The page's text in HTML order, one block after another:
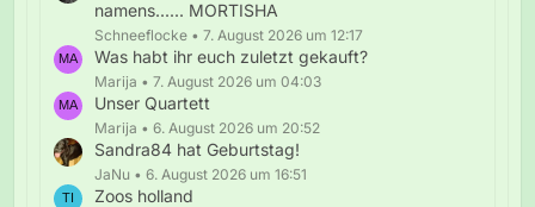
namens...... MORTISHA
Schneeflocke 7. August 2026 um 12:17
Was habt ihr euch zuletzt gekauft?
Marija 7. August 2026 um 04:03
Unser Quartett
Marija 6. August 2026 um 20:52
Sandra84 hat Geburtstag!
JaNu 6. August 2026 um 16:51
Zoos holland